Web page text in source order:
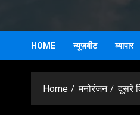
HOME न्यूज़बीट व्यापार
Home मनोरंजन दूसरे